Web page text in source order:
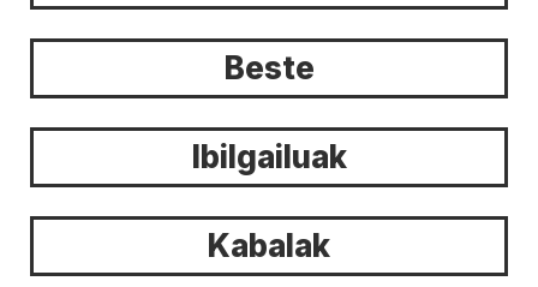
Beste
Ibilgailuak
Kabalak